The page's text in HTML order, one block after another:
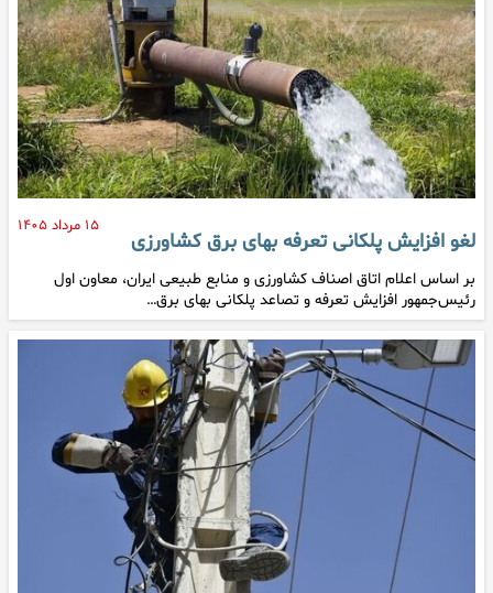
۱۵ مرداد ۱۴۰۵
لغو افزایش پلکانی تعرفه بهای برق کشاورزی
بر اساس اعلام اتاق اصناف کشاورزی و منابع طبیعی ایران، معاون اول
رئیس‌جمهور افزایش تعرفه و تصاعد پلکانی بهای برق…